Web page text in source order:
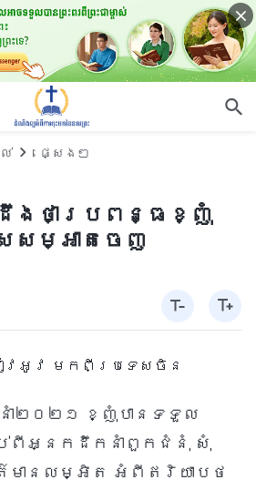
ល់ ផ្សេងៗ
ដឹងថាប្រពន្ធខ្ញុំ
ម្អាតចេញ
ៀវអូវ មកពីប្រទេសចិន
នាំ២០២១ ខ្ញុំបានទទួល
ពីអ្នកដឹកនាំពួកជំនុំ សុំ
ានលម្អិត អំពីឥរិយាបថ